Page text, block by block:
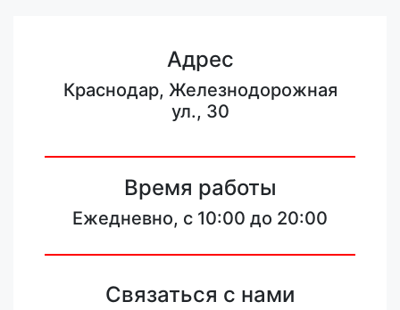
Адрес
Краснодар, Железнодорожная
ул., 30
Время работы
Ежедневно, с 10:00 до 20:00
Связаться с нами